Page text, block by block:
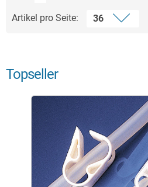
Artikel pro Seite:
Topseller